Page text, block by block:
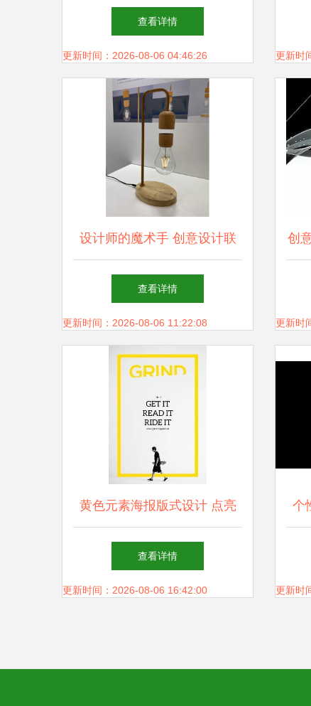
的视觉引擎
查看详情
更新时间：2026-08-06 04:46:26 更新时
设计师的魔术手 创意设计联
展上的灵感交锋
查看详情
更新时间：2026-08-06 11:22:08
创
更新时
黄色元素海报版式设计 点亮
视觉的创意指南
查看详情
更新时间：2026-08-06 16:42:00
个
高
更新时